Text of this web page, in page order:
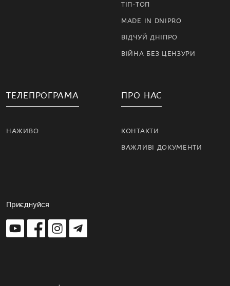
ТІП-ТОП
MADE IN DNIPRO
ВІДЧУЙ ДНІПРО
ВІЙНА БЕЗ ЦЕНЗУРИ
ТЕЛЕПРОГРАМА
НАЖИВО
ПРО НАС
КОНТАКТИ
ВАЖЛИВІ ДОКУМЕНТИ
Приєднуйся